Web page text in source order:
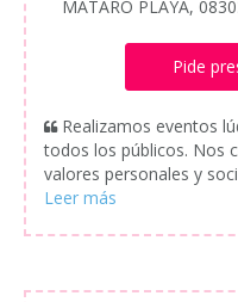
MATARÓ PLAYA,
Pide
Realizamos eventos
todos los públicos. Nos
valores personales y